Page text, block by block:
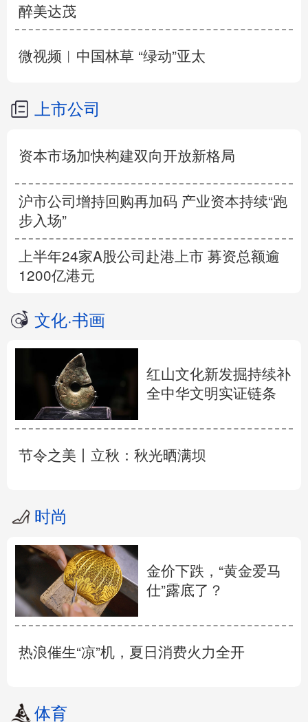
醉美达茂
微视频︱中国林草 “绿动”亚太
上市公司
资本市场加快构建双向开放新格局
沪市公司增持回购再加码 产业资本持续“跑
步入场”
上半年24家A股公司赴港上市 募资总额逾
1200亿港元
文化·书画
红山文化新发掘持续补
全中华文明实证链条
节令之美丨立秋：秋光晒满坝
时尚
金价下跌，“黄金爱马
仕”露底了？
热浪催生“凉”机，夏日消费火力全开
体育